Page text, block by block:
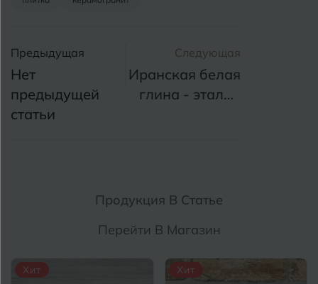
Предыдущая
Нет
предыдущей
статьи
Следующая
Иранская белая
глина - эталон
Продукция В Статье
Перейти В Магазин
Хит Хит